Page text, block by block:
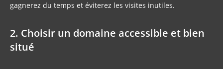
gagnerez du temps et éviterez les visites inutiles.
2. Choisir un domaine accessible et bien
situé